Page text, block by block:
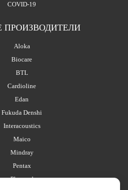
COVID-19
Aloka
Biocare
BTL
Cardioline
Edan
Fukuda Denshi
Interacoustics
Maico
Mindray
Pentax
Planmed